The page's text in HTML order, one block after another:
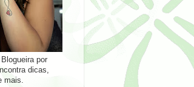
por
dicas,
mais.